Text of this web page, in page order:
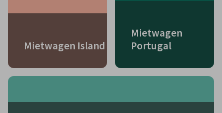
Mietwagen Island
Mietwagen
Portugal